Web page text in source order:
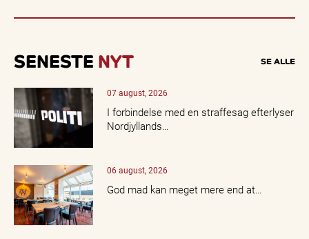
SENESTE NYT SE ALLE
07 august, 2026
I forbindelse med en straffesag efterlyser
Nordjyllands…
06 august, 2026
God mad kan meget mere end at…